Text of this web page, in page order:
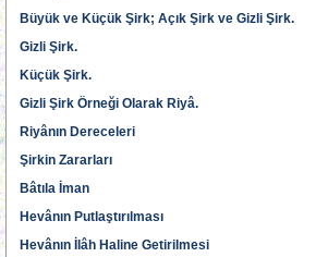
Büyük ve Küçük Şirk; Açık Şirk ve Gizli Şirk.
Gizli Şirk.
Küçük Şirk.
Gizli Şirk Örneği Olarak Riyâ.
Riyânın Dereceleri
Şirkin Zararları
Bâtıla İman
Hevânın Putlaştırılması
Hevânın İlâh Haline Getirilmesi